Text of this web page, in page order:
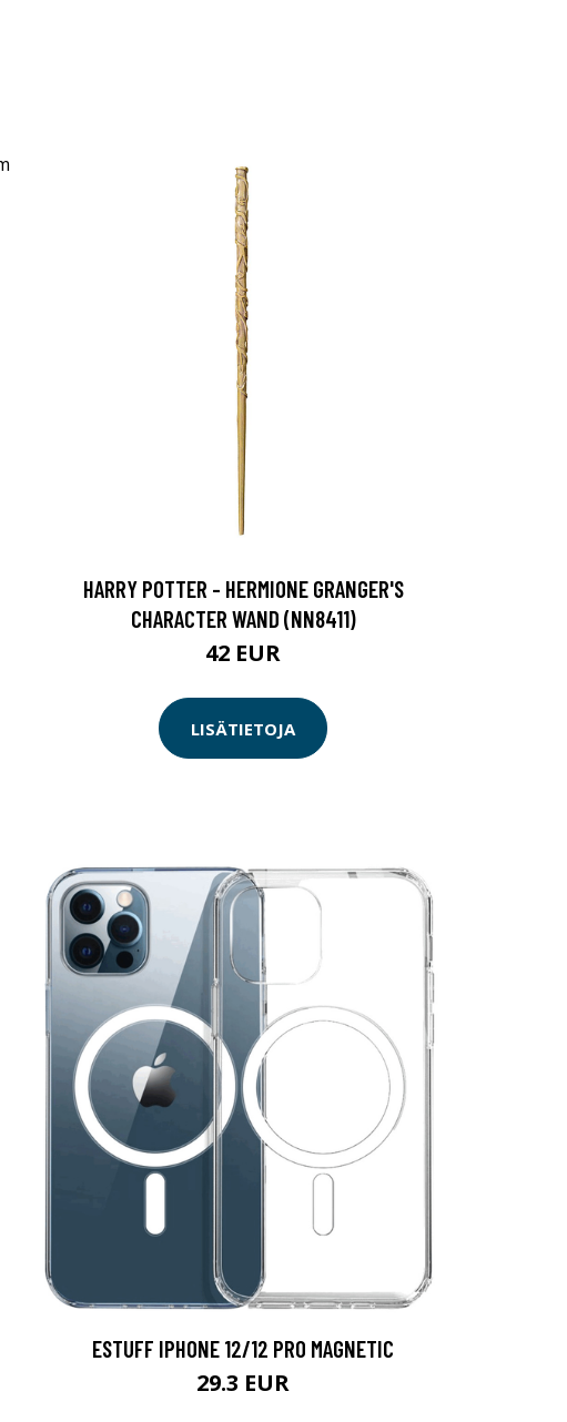
HARRY POTTER - HERMIONE GRANGER'S
CHARACTER WAND (NN8411)
42 EUR
LISÄTIETOJA
ESTUFF IPHONE 12/12 PRO MAGNETIC
29.3 EUR